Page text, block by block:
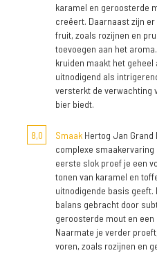
karamel en geroosterde
creëert. Daarnaast zijn
fruit, zoals rozijnen en
toevoegen aan het
kruiden maakt het
uitnodigend als
versterkt de verwachting
bier biedt.
8,0 Smaak Hertog Jan
complexe smaakervaring
eerste slok proef je een
tonen van karamel en
uitnodigende basis geeft.
balans gebracht door
geroosterde mout en
Naarmate je verder
voren, zoals rozijnen en